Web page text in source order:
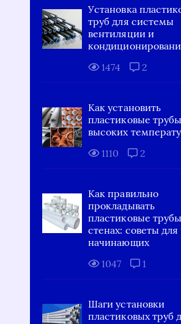
Установка
труб для системы
вентиляции и
1474
2
Как установить
пластиковые
высоких
1110
2
Как правильно
прокладывать
пластиковые
стенах: советы для
начинающих
1047
1
Шаги установки
пластиковых труб